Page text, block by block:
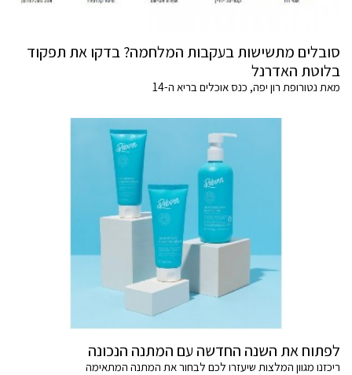
סובלים מתשישות בעקבות המלחמה? בדקו את תפקוד
בלוטת האדרנל
מאת נטורופת רון יפה, כנס אוכלים בריא ה-14
לפתוח את השנה החדשה עם המתנה הנכונה
ריכזנו מגוון המלצות שיעזרו לכם לבחור את המתנה המתאימה